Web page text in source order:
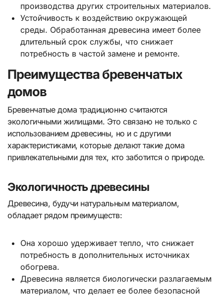
производства других строительных материалов.
Устойчивость к воздействию окружающей
среды. Обработанная древесина имеет более
длительный срок службы, что снижает
потребность в частой замене и ремонте.
Преимущества бревенчатых
домов
Бревенчатые дома традиционно считаются
экологичными жилищами. Это связано не только с
использованием древесины, но и с другими
характеристиками, которые делают такие дома
привлекательными для тех, кто заботится о природе.
Экологичность древесины
Древесина, будучи натуральным материалом,
обладает рядом преимуществ:
Она хорошо удерживает тепло, что снижает
потребность в дополнительных источниках
обогрева.
Древесина является биологически разлагаемым
материалом, что делает ее более безопасной